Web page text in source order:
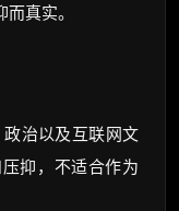
真实。
治以及互联网文
抑，不适合作为